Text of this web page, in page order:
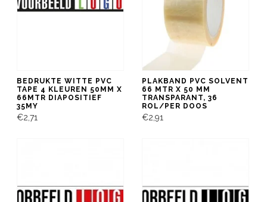
BEDRUKTE WITTE PVC
TAPE 4 KLEUREN 50MM X
66MTR DIAPOSITIEF
35MY
€2,71
PLAKBAND PVC SOLVENT
66 MTR X 50 MM
TRANSPARANT, 36
ROL/PER DOOS
€2,91